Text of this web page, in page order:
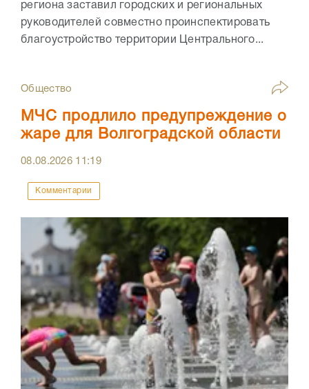
региона заставил городских и региональных
руководителей совместно проинспектировать
благоустройство территории Центрального...
Общество
МЧС продлило предупреждение о
жаре для Волгоградской области
08.08.2026 11:19
Комментарии